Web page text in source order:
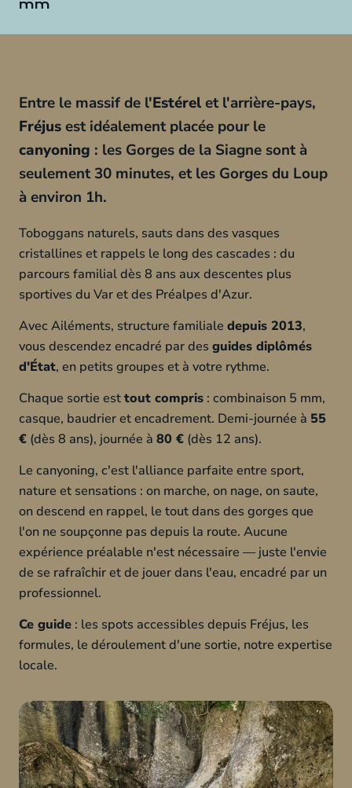
mm
Entre le massif de l'Estérelet l'arrière-pays,
Fréjusest idéalement placée pour le
canyoning : les Gorges de la Siagne sont à
seulement 30 minutes, et les Gorges du Loup
à environ 1h.
Toboggans naturels, sauts dans des vasques
cristallines et rappels le long des cascades : du
parcours familial dès 8 ans aux descentes plus
sportives du Var et des Préalpes d'Azur.
Avec Ailéments, structure familiale depuis 2013,
vous descendez encadré par des guides diplômés
d'État, en petits groupes et à votre rythme.
Chaque sortie esttout compris : combinaison 5 mm,
casque, baudrier et encadrement. Demi-journée à 55
€ (dès 8 ans), journée à 80 € (dès 12 ans).
Le canyoning, c'est l'alliance parfaite entre sport,
nature et sensations : on marche, on nage, on saute,
on descend en rappel, le tout dans des gorges que
l'on ne soupçonne pas depuis la route. Aucune
expérience préalable n'est nécessaire — juste l'envie
de se rafraîchir et de jouer dans l'eau, encadré par un
professionnel.
Ce guide : les spots accessibles depuis Fréjus, les
formules, le déroulement d'une sortie, notre expertise
locale.